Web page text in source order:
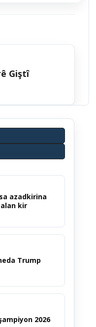
Giştî
azadkirina
kir
Trump
2026